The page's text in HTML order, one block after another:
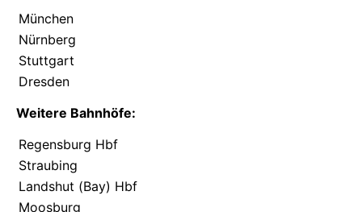
München
Nürnberg
Stuttgart
Dresden
Weitere Bahnhöfe:
Regensburg Hbf
Straubing
Landshut (Bay) Hbf
Moosburg